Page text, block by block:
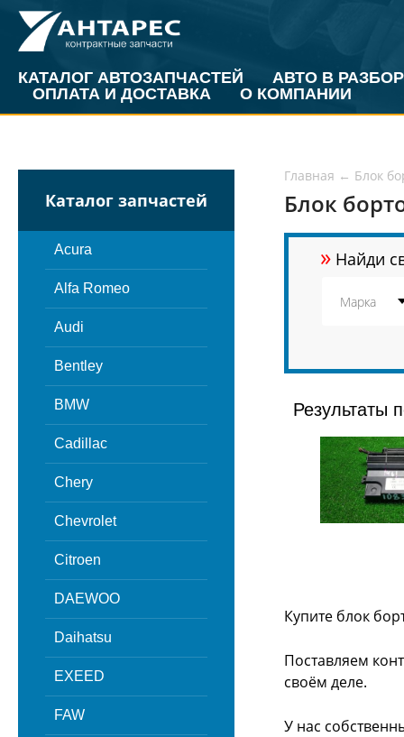
КАТАЛОГ АВТОЗАПЧАСТЕЙ
АВТО В РАЗБОР
ОПЛАТА И ДОСТАВКА
О КОМПАНИИ
Каталог запчастей
Acura
Alfa Romeo
Audi
Bentley
BMW
Cadillac
Chery
Chevrolet
Citroen
DAEWOO
Daihatsu
EXEED
FAW
Главная ← Блок
Блок
» Найди
Результаты
Купите блок
Поставляем
своём деле.
У нас